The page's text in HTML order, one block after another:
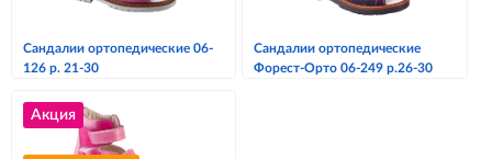
Сандалии ортопедические 06-
126 р. 21-30
Сандалии ортопедические
Форест-Орто 06-249 р.26-30
Акция